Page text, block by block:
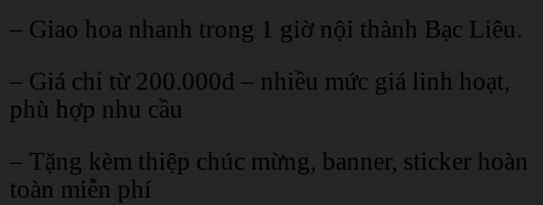
– Giao hoa nhanh trong 1 giờ nội thành Bạc Liêu.
– Giá chỉ từ 200.000đ – nhiều mức giá linh hoạt,
phù hợp nhu cầu
– Tặng kèm thiệp chúc mừng, banner, sticker hoàn
toàn miễn phí